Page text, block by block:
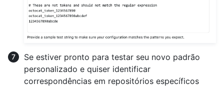
Se estiver pronto para testar seu novo padrão
personalizado e quiser identificar
correspondências em repositórios específicos